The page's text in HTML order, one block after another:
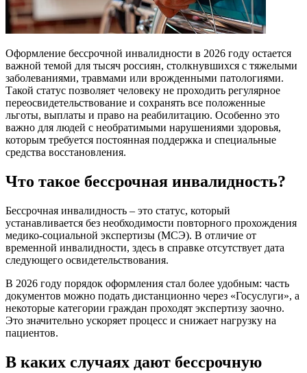
Оформление бессрочной инвалидности в 2026 году остается
важной темой для тысяч россиян, столкнувшихся с тяжелыми
заболеваниями, травмами или врожденными патологиями.
Такой статус позволяет человеку не проходить регулярное
переосвидетельствование и сохранять все положенные
льготы, выплаты и право на реабилитацию. Особенно это
важно для людей с необратимыми нарушениями здоровья,
которым требуется постоянная поддержка и специальные
средства восстановления.
Что такое бессрочная инвалидность?
Бессрочная инвалидность – это статус, который
устанавливается без необходимости повторного прохождения
медико-социальной экспертизы (МСЭ). В отличие от
временной инвалидности, здесь в справке отсутствует дата
следующего освидетельствования.
В 2026 году порядок оформления стал более удобным: часть
документов можно подать дистанционно через «Госуслуги», а
некоторые категории граждан проходят экспертизу заочно.
Это значительно ускоряет процесс и снижает нагрузку на
пациентов.
В каких случаях дают бессрочную